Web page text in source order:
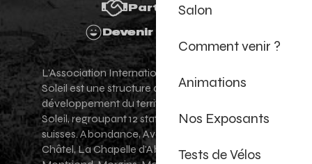
Salon
Comment venir ?
Animations
Nos Exposants
Tests de Vélos
Partenaires
Devenir Bénévole
L'Association Internationale des Portes du
Soleil est une structure de promotion et de
développement du territoire des Portes du
Soleil, regroupant 12 stations villages franco-
suisses. Abondance, Avoriaz 1800, Champéry,
Châtel, La Chapelle d'Abondance, Les Gets,